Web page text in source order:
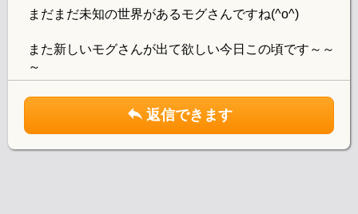
まだまだ未知の世界があるモグさんですね(^o^)
また新しいモグさんが出て欲しい今日この頃です～～
～
返信できます